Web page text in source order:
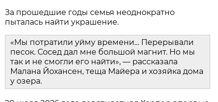
За прошедшие годы семья неоднократно
пыталась найти украшение.
«Мы потратили уйму времени… Перерывали
песок. Сосед дал мне большой магнит. Но мы
так и не смогли его найти», — рассказала
Малана Йохансен, теща Майера и хозяйка дома
у озера.